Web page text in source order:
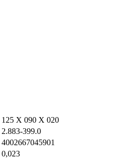
125 X 090 X 020
2.883-399.0
4002667045901
0,023